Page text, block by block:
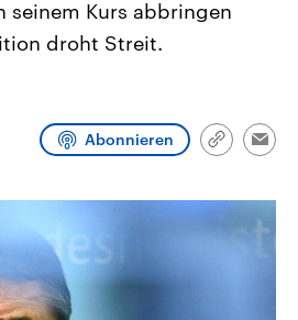
Parteien
Podcasts
seinem Kurs abbringen
droht Streit.
Abonnieren
Link